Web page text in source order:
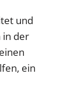
und
in der
ein